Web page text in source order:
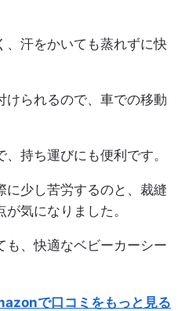
、汗をかいても蒸れずに快
けられるので、車での移動
持ち運びにも便利です。
に少し苦労するのと、裁縫
気になりました。
も、快適なベビーカーシー
で口コミをもっと見る